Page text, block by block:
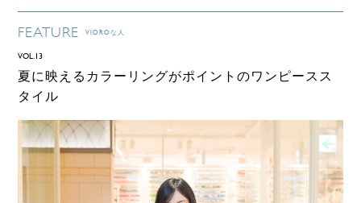
FEATURE VIOROな人
VOL.13
夏に映えるカラーリングがポイントのワンピースス
タイル